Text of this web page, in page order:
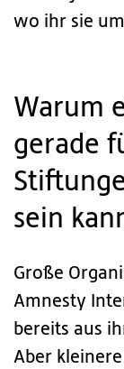
wo ihr sie
Warum
gerade
sein
Große
Amnesty
bereits aus
Aber